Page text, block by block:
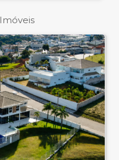
Imóveis